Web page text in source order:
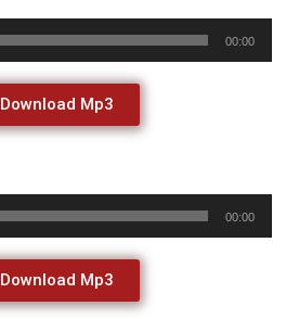
00:00
Download Mp3
00:00
Download Mp3